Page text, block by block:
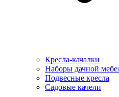
Кресла-качалки
Наборы дачной
Подвесные кресла
Садовые качели